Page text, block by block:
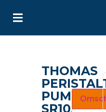
THOMAS
PUMP
SR10/30